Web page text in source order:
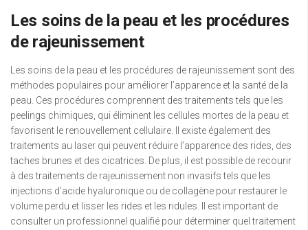
Les soins de la peau et les procédures
de rajeunissement
Les soins de la peau et les procédures de rajeunissement sont des
méthodes populaires pour améliorer l’apparence et la santé de la
peau. Ces procédures comprennent des traitements tels que les
peelings chimiques, qui éliminent les cellules mortes de la peau et
favorisent le renouvellement cellulaire. Il existe également des
traitements au laser qui peuvent réduire l’apparence des rides, des
taches brunes et des cicatrices. De plus, il est possible de recourir
à des traitements de rajeunissement non invasifs tels que les
injections d’acide hyaluronique ou de collagène pour restaurer le
volume perdu et lisser les rides et les ridules. Il est important de
consulter un professionnel qualifié pour déterminer quel traitement